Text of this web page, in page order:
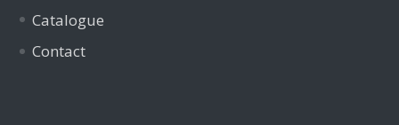
Catalogue
Contact